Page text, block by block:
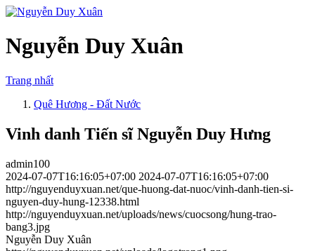
Nguyễn Duy Xuân
Trang nhất
Quê Hương - Đất Nước
Vinh danh Tiến sĩ Nguyễn Duy Hưng
admin100
2024-07-07T16:16:05+07:00 2024-07-07T16:16:05+07:00
http://nguyenduyxuan.net/que-huong-dat-nuoc/vinh-danh-tien-si-
nguyen-duy-hung-12338.html
http://nguyenduyxuan.net/uploads/news/cuocsong/hung-trao-
bang3.jpg
Nguyễn Duy Xuân